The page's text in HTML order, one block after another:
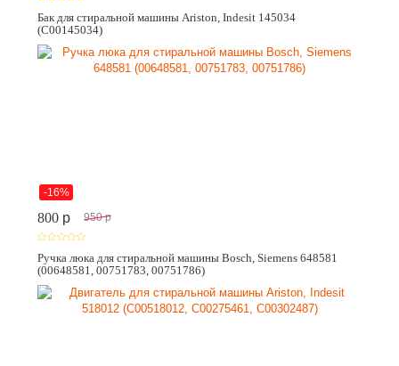
Бак для стиральной машины Ariston, Indesit 145034
(C00145034)
-16%
800 p 950 p
Ручка люка для стиральной машины Bosch, Siemens 648581
(00648581, 00751783, 00751786)